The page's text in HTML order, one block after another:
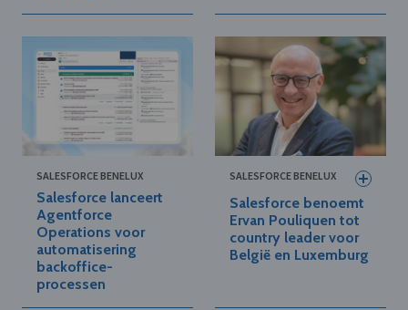
SALESFORCE BENELUX
Salesforce lanceert
Agentforce
Operations voor
automatisering
backoffice-
processen
SALESFORCE BENELUX
Salesforce benoemt
Ervan Pouliquen tot
country leader voor
België en Luxemburg